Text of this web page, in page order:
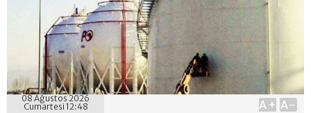
08 Ağustos 2026
Cumartesi 12:48
A+ A-